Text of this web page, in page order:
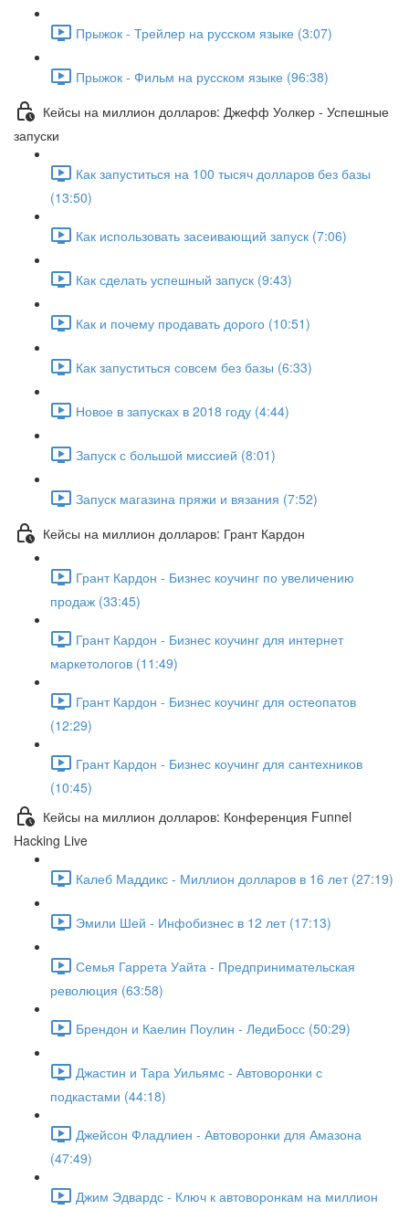
Прыжок - Трейлер на русском языке (3:07)
Прыжок - Фильм на русском языке (96:38)
Кейсы на миллион долларов: Джефф Уолкер - Успешные
запуски
Как запуститься на 100 тысяч долларов без базы
(13:50)
Как использовать засеивающий запуск (7:06)
Как сделать успешный запуск (9:43)
Как и почему продавать дорого (10:51)
Как запуститься совсем без базы (6:33)
Новое в запусках в 2018 году (4:44)
Запуск с большой миссией (8:01)
Запуск магазина пряжи и вязания (7:52)
Кейсы на миллион долларов: Грант Кардон
Грант Кардон - Бизнес коучинг по увеличению
продаж (33:45)
Грант Кардон - Бизнес коучинг для интернет
маркетологов (11:49)
Грант Кардон - Бизнес коучинг для остеопатов
(12:29)
Грант Кардон - Бизнес коучинг для сантехников
(10:45)
Кейсы на миллион долларов: Конференция Funnel
Hacking Live
Калеб Маддикс - Миллион долларов в 16 лет (27:19)
Эмили Шей - Инфобизнес в 12 лет (17:13)
Семья Гаррета Уайта - Предпринимательская
революция (63:58)
Брендон и Каелин Поулин - ЛедиБосс (50:29)
Джастин и Тара Уильямс - Автоворонки с
подкастами (44:18)
Джейсон Фладлиен - Автоворонки для Амазона
(47:49)
Джим Эдвардс - Ключ к автоворонкам на миллион